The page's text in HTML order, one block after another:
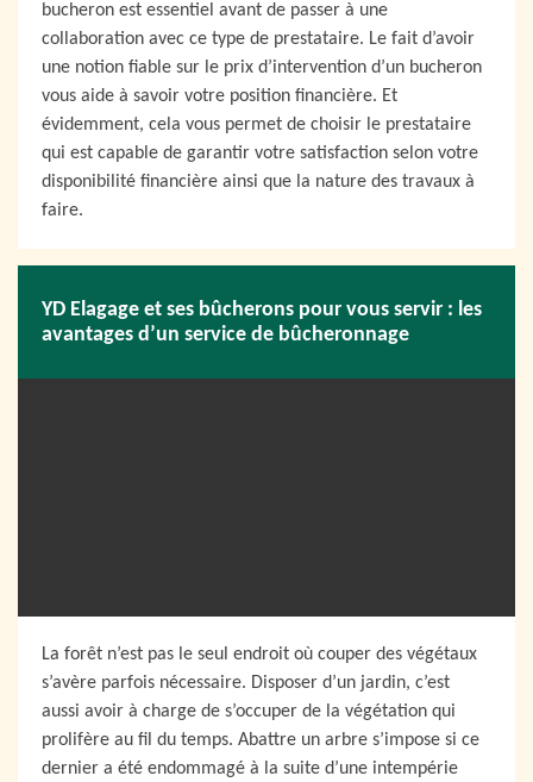
bucheron est essentiel avant de passer à une
collaboration avec ce type de prestataire. Le fait d’avoir
une notion fiable sur le prix d’intervention d’un bucheron
vous aide à savoir votre position financière. Et
évidemment, cela vous permet de choisir le prestataire
qui est capable de garantir votre satisfaction selon votre
disponibilité financière ainsi que la nature des travaux à
faire.
YD Elagage et ses bûcherons pour vous servir : les
avantages d’un service de bûcheronnage
La forêt n’est pas le seul endroit où couper des végétaux
s’avère parfois nécessaire. Disposer d’un jardin, c’est
aussi avoir à charge de s’occuper de la végétation qui
prolifère au fil du temps. Abattre un arbre s’impose si ce
dernier a été endommagé à la suite d’une intempérie